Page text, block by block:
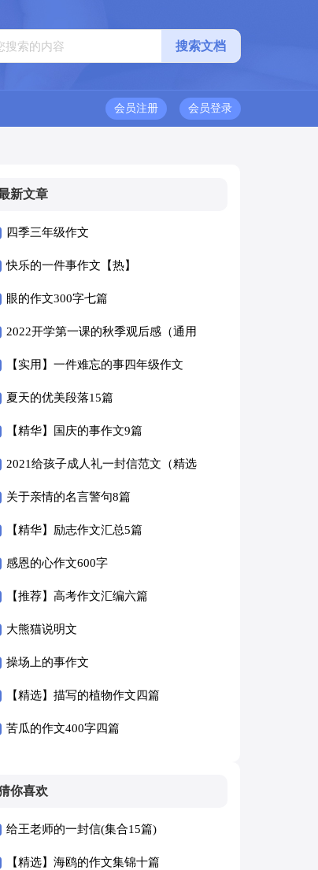
会员登录
会员注册
新文章
四季三年级作文
快乐的一件事作文【热】
眼的作文300字七篇
2022开学第一课的秋季观后感（通用
14篇）
【实用】一件难忘的事四年级作文
300字3篇
夏天的优美段落15篇
【精华】国庆的事作文9篇
2021给孩子成人礼一封信范文（精选
6篇）
关于亲情的名言警句8篇
【精华】励志作文汇总5篇
感恩的心作文600字
【推荐】高考作文汇编六篇
大熊猫说明文
操场上的事作文
【精选】描写的植物作文四篇
苦瓜的作文400字四篇
你喜欢
给王老师的一封信(集合15篇)
【精选】海鸥的作文集锦十篇